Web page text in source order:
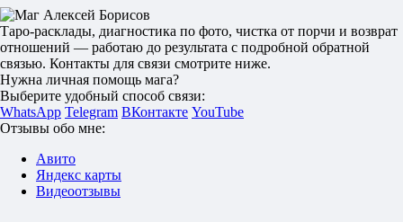
Таро-расклады, диагностика по фото, чистка от порчи и возврат
отношений — работаю до результата с подробной обратной
связью. Контакты для связи смотрите ниже.
Нужна личная помощь мага?
Выберите удобный способ связи:
WhatsApp Telegram ВКонтакте YouTube
Отзывы обо мне:
Авито
Яндекс карты
Видеоотзывы